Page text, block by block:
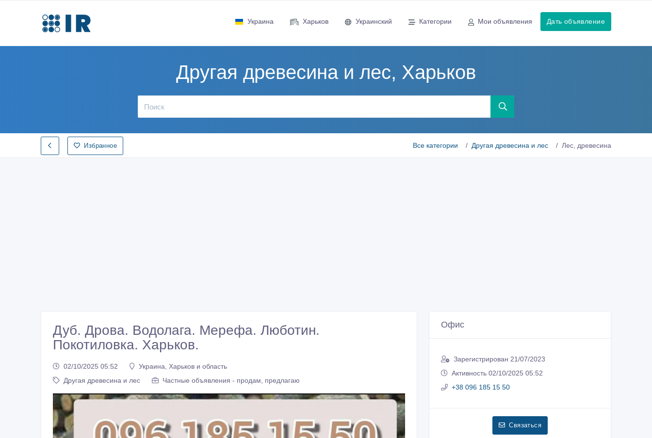
Украина Харьков Украинский Категории Мои объявления Дать объявление
Другая древесина и лес, Харьков
Избранное Все категории Другая древесина и лес Лес, древесина
Дуб. Дрова. Водолага. Мерефа. Люботин.
Покотиловка. Харьков.
02/10/2025 05:52
Украина, Харьков и область
Другая древесина и лес
Частные объявления - продам, предлагаю
Офис
Зарегистрирован 21/07/2023
Активность 02/10/2025 05:52
+38 096 185 15 50
Связаться